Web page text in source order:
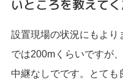
いところを教えてく
設置現場の状況にもより
では200mくらいですが
中継なしでです。とて